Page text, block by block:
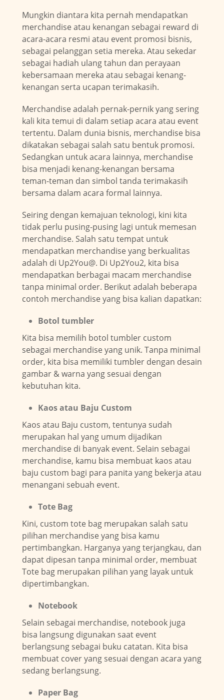
Mungkin diantara kita pernah mendapatkan
merchandise atau kenangan sebagai reward di
acara-acara resmi atau event promosi bisnis,
sebagai pelanggan setia mereka. Atau sekedar
sebagai hadiah ulang tahun dan perayaan
kebersamaan mereka atau sebagai kenang-
kenangan serta ucapan terimakasih.
Merchandise adalah pernak-pernik yang sering
kali kita temui di dalam setiap acara atau event
tertentu. Dalam dunia bisnis, merchandise bisa
dikatakan sebagai salah satu bentuk promosi.
Sedangkan untuk acara lainnya, merchandise
bisa menjadi kenang-kenangan bersama
teman-teman dan simbol tanda terimakasih
bersama dalam acara formal lainnya.
Seiring dengan kemajuan teknologi, kini kita
tidak perlu pusing-pusing lagi untuk memesan
merchandise. Salah satu tempat untuk
mendapatkan merchandise yang berkualitas
adalah di Up2You@. Di Up2You2, kita bisa
mendapatkan berbagai macam merchandise
tanpa minimal order. Berikut adalah beberapa
contoh merchandise yang bisa kalian dapatkan:
Botol tumbler
Kita bisa memilih botol tumbler custom
sebagai merchandise yang unik. Tanpa minimal
order, kita bisa memiliki tumbler dengan desain
gambar & warna yang sesuai dengan
kebutuhan kita.
Kaos atau Baju Custom
Kaos atau Baju custom, tentunya sudah
merupakan hal yang umum dijadikan
merchandise di banyak event. Selain sebagai
merchandise, kamu bisa membuat kaos atau
baju custom bagi para panita yang bekerja atau
menangani sebuah event.
Tote Bag
Kini, custom tote bag merupakan salah satu
pilihan merchandise yang bisa kamu
pertimbangkan. Harganya yang terjangkau, dan
dapat dipesan tanpa minimal order, membuat
Tote bag merupakan pilihan yang layak untuk
dipertimbangkan.
Notebook
Selain sebagai merchandise, notebook juga
bisa langsung digunakan saat event
berlangsung sebagai buku catatan. Kita bisa
membuat cover yang sesuai dengan acara yang
sedang berlangsung.
Paper Bag